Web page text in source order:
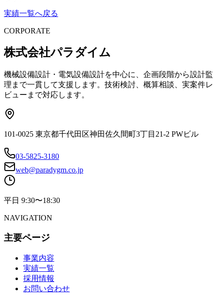
実績一覧へ戻る
CORPORATE
株式会社パラダイム
機械設備設計・電気設備設計を中心に、企画段階から設計監
理まで一貫して支援します。技術検討、概算相談、実案件レ
ビューまで対応します。
101-0025 東京都千代田区神田佐久間町3丁目21-2 PWビル
03-5825-3180
web@paradygm.co.jp
平日 9:30〜18:30
NAVIGATION
主要ページ
事業内容
実績一覧
採用情報
お問い合わせ